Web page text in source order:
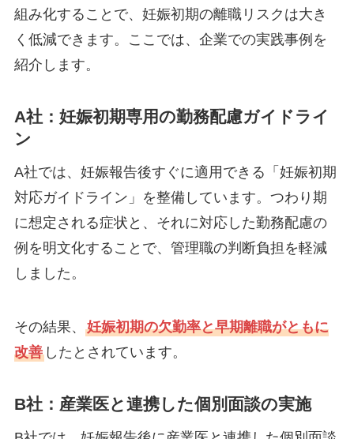
組み化することで、妊娠初期の離職リスクは大き
く低減できます。ここでは、企業での実践事例を
紹介します。
A社：妊娠初期専用の勤務配慮ガイドライ
ン
A社では、妊娠報告後すぐに適用できる「妊娠初期
対応ガイドライン」を整備しています。つわり期
に想定される症状と、それに対応した勤務配慮の
例を明文化することで、管理職の判断負担を軽減
しました。
その結果、 妊娠初期の欠勤率と早期離職がともに
改善したとされています。
B社：産業医と連携した個別面談の実施